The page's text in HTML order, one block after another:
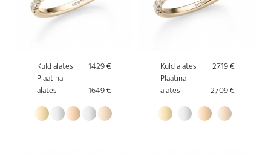
Kuld alates
1429 €
Plaatina
alates
1649 €
Kuld alates
2719 €
Plaatina
alates
2709 €